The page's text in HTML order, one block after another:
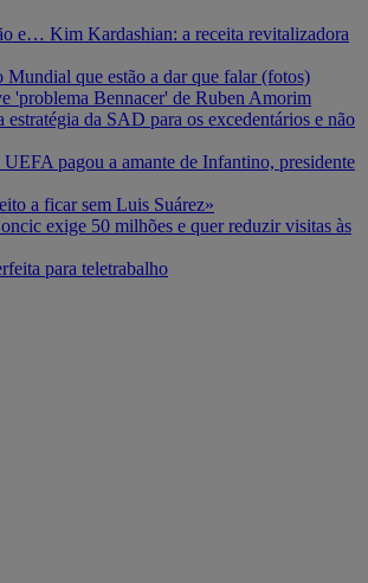
e… Kim Kardashian: a receita revitalizadora
Mundial que estão a dar que falar (fotos)
'problema Bennacer' de Ruben Amorim
da SAD para os excedentários e não
pagou a amante de Infantino, presidente
a ficar sem Luis Suárez»
exige 50 milhões e quer reduzir visitas às
para teletrabalho